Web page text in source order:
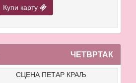
Купи карту
ЧЕТВРТАК
СЦЕНА ПЕТАР КРАЉ